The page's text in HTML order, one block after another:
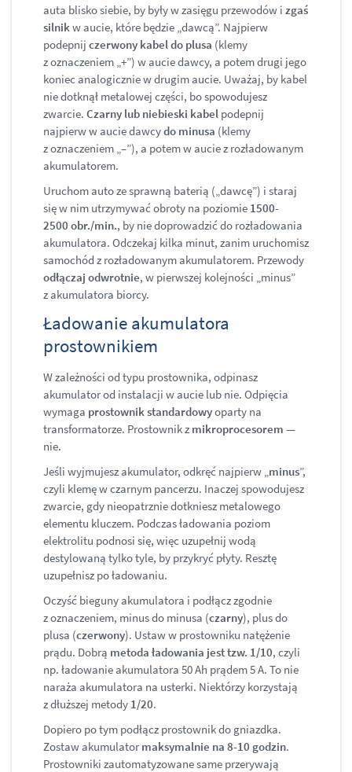
auta blisko siebie, by były w zasięgu przewodów i zgaś
silnikw aucie, które będzie „dawcą”. Najpierw
podepnij czerwony kabel do plusa (klemy
z oznaczeniem „+”) w aucie dawcy, a potem drugi jego
koniec analogicznie w drugim aucie. Uważaj, by kabel
nie dotknął metalowej części, bo spowodujesz
zwarcie. Czarny lub niebieski kabel podepnij
najpierw w aucie dawcydo minusa (klemy
z oznaczeniem „–”), a potem w aucie z rozładowanym
akumulatorem.
Uruchom auto ze sprawną baterią („dawcę”) i staraj
się w nim utrzymywać obroty na poziomie 1500-
2500 obr./min., by nie doprowadzić do rozładowania
akumulatora. Odczekaj kilka minut, zanim uruchomisz
samochód z rozładowanym akumulatorem. Przewody
odłączaj odwrotnie, w pierwszej kolejności „minus”
z akumulatora biorcy.
Ładowanie akumulatora
prostownikiem
W zależności od typu prostownika, odpinasz
akumulator od instalacji w aucie lub nie. Odpięcia
wymaga prostownik standardowyoparty na
transformatorze. Prostownik z mikroprocesorem —
nie.
Jeśli wyjmujesz akumulator, odkręć najpierw „minus”,
czyli klemę w czarnym pancerzu. Inaczej spowodujesz
zwarcie, gdy nieopatrznie dotkniesz metalowego
elementu kluczem. Podczas ładowania poziom
elektrolitu podnosi się, więc uzupełnij wodą
destylowaną tylko tyle, by przykryć płyty. Resztę
uzupełnisz po ładowaniu.
Oczyść bieguny akumulatora i podłącz zgodnie
z oznaczeniem, minus do minusa (czarny), plus do
plusa (czerwony). Ustaw w prostowniku natężenie
prądu. Dobrą metoda ładowania jest tzw. 1/10, czyli
np. ładowanie akumulatora 50 Ah prądem 5 A. To nie
naraża akumulatora na usterki. Niektórzy korzystają
z dłuższej metody 1/20.
Dopiero po tym podłącz prostownik do gniazdka.
Zostaw akumulator maksymalnie na 8-10 godzin.
Prostowniki zautomatyzowane same przerywają